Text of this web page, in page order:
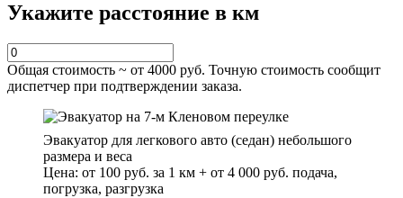
Укажите расстояние в км
Общая стоимость ~ от 4000 руб. Точную стоимость сообщит
диспетчер при подтверждении заказа.
Эвакуатор для легкового авто (седан) небольшого
размера и веса
Цена: от 100 руб. за 1 км + от 4 000 руб. подача,
погрузка, разгрузка